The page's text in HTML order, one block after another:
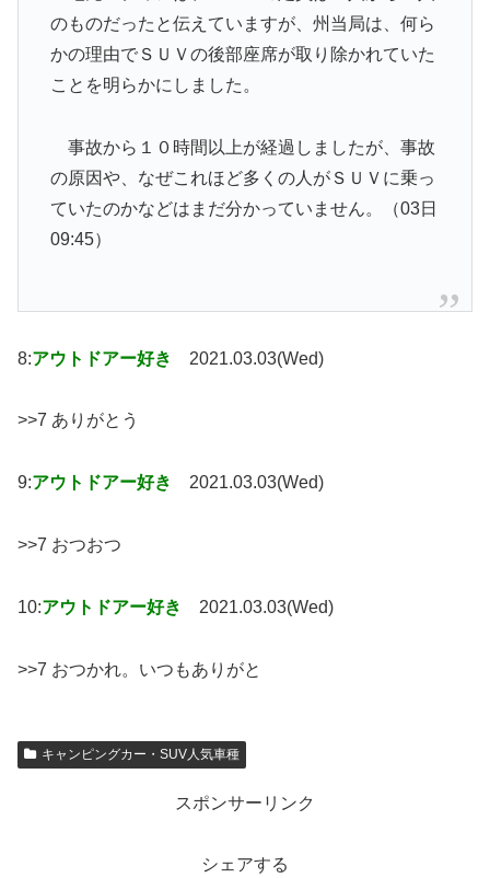
のものだったと伝えていますが、州当局は、何ら
かの理由でＳＵＶの後部座席が取り除かれていた
ことを明らかにしました。
事故から１０時間以上が経過しましたが、事故
の原因や、なぜこれほど多くの人がＳＵＶに乗っ
ていたのかなどはまだ分かっていません。（03日
09:45）
8:アウトドアー好き 2021.03.03(Wed)
>>7 ありがとう
9:アウトドアー好き 2021.03.03(Wed)
>>7 おつおつ
10:アウトドアー好き 2021.03.03(Wed)
>>7 おつかれ。いつもありがと
キャンピングカー・SUV人気車種
スポンサーリンク
シェアする